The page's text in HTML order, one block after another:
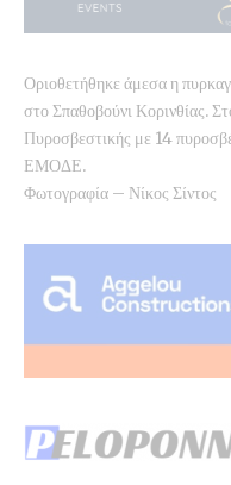
Οριοθετήθηκε άμεσα η
στο Σπαθοβούνι Κορινθίας.
Πυροσβεστικής με 14
ΕΜΟΔΕ.
Φωτογραφία – Νίκος Σίντος